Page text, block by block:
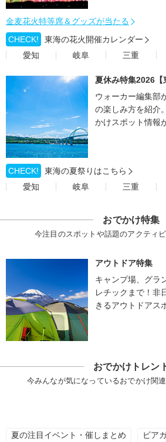
金麦花火特等席＆グッズが当たる
CHECK!
東海の花火開催カレンダー
愛知
岐阜 三重
夏休み特集2026【
ウォーカー編集部
の楽しみ方を紹介
かけスポット情報
CHECK!
東海の夏祭りはこちら
愛知
岐阜 三重
おでかけ特集
今注目のスポットや話題のアクティ
アウトドア特集
キャンプ場、グラ
レチックまで！非
きるアウトドアス
おでかけトレン
今みんなが気になっているおでかけ関
夏の注目イベント・催しまとめ ビア